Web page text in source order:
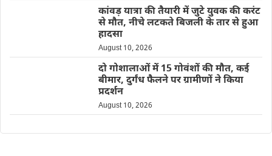
कांवड़ यात्रा की तैयारी में जुटे युवक की करंट
से मौत, नीचे लटकते बिजली के तार से हुआ
हादसा
August 10, 2026
दो गोशालाओं में 15 गोवंशों की मौत, कई
बीमार, दुर्गंध फैलने पर ग्रामीणों ने किया
प्रदर्शन
August 10, 2026